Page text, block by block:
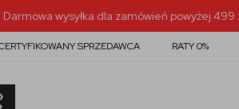
Darmowa wysyłka dla zamówień powyżej 499
SPRZEDAWCA RATY 0%